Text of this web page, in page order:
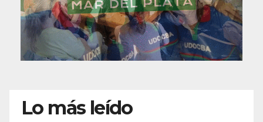
Lo más leído